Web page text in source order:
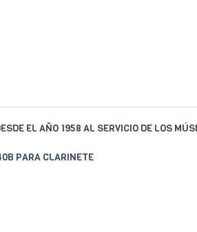
EL AÑO 1958 AL SERVICIO DE LOS
PARA CLARINETE